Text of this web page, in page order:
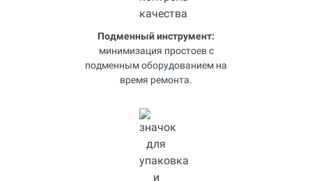
Подменный инструмент:
минимизация простоев с
подменным оборудованием на
время ремонта.